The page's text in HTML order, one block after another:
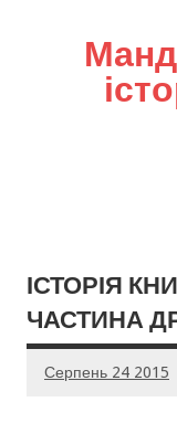
ІСТОРІЯ
ЧАСТИНА
Серпень 24 2015